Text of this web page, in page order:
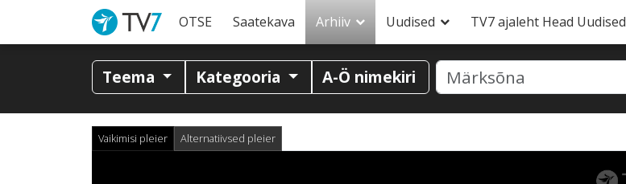
OTSE Saatekava Arhiiv Uudised TV7 ajaleht Head Uudised
Teema Kategooria A-Ö nimekiri
Vaikimisi pleier Alternatiivsed pleier